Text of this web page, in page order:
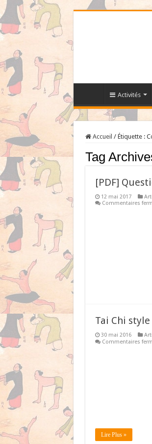
Activités
Accueil / Étiquette :
Tag
[PDF]
12 mai 2017
Commentaires
Tai Chi
30 mai 2016
Commentaires
Lire Plus »